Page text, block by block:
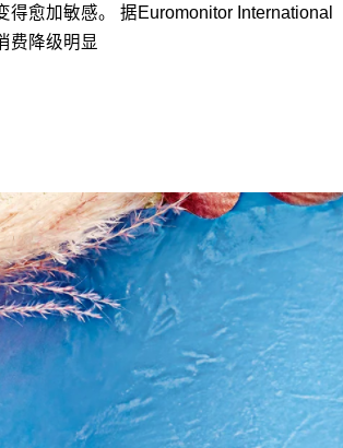
得愈加敏感。 据Euromonitor International
费降级明显